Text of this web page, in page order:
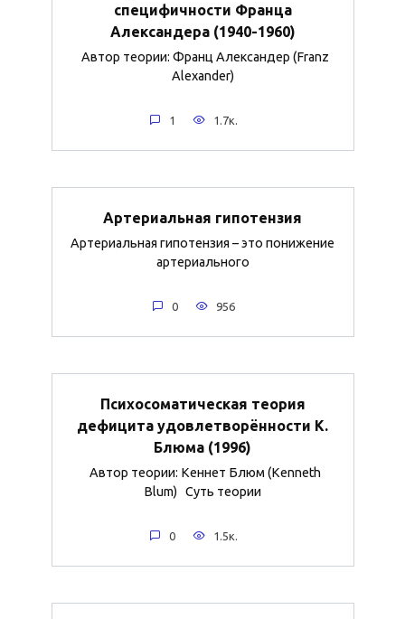
специфичности Франца
Александера (1940-1960)
Автор теории: Франц Александер (Franz
Alexander)
1 1.7к.
Артериальная гипотензия
Артериальная гипотензия – это понижение
артериального
0 956
Психосоматическая теория
дефицита удовлетворённости К.
Блюма (1996)
Автор теории: Кеннет Блюм (Kenneth
Blum) Суть теории
0 1.5к.